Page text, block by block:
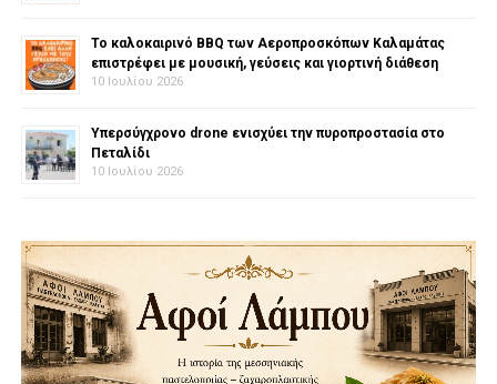
Το καλοκαιρινό BBQ των Αεροπροσκόπων Καλαμάτας
επιστρέφει με μουσική, γεύσεις και γιορτινή διάθεση
10 Ιουλίου 2026
Υπερσύγχρονο drone ενισχύει την πυροπροστασία στο
Πεταλίδι
10 Ιουλίου 2026